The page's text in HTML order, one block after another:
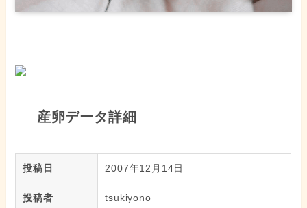
産卵データ詳細
投稿日 2007年12月14日
投稿者 tsukiyono